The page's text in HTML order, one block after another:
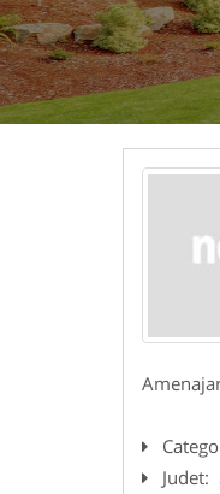
Judet: